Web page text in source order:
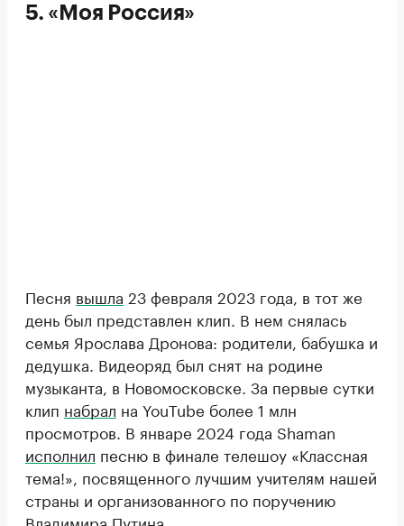
5. «Моя Россия»
Песня вышла 23 февраля 2023 года, в тот же
день был представлен клип. В нем снялась
семья Ярослава Дронова: родители, бабушка и
дедушка. Видеоряд был снят на родине
музыканта, в Новомосковске. За первые сутки
клип набрал на YouTube более 1 млн
просмотров. В январе 2024 года Shaman
исполнил песню в финале телешоу «Классная
тема!», посвященного лучшим учителям нашей
страны и организованного по поручению
Владимира Путина.